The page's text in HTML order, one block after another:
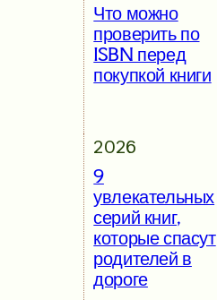
Что можно
проверить по
ISBN перед
покупкой книги
2026
9
увлекательных
серий книг,
которые спасут
родителей в
дороге